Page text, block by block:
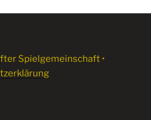
Spielgemeinschaft •